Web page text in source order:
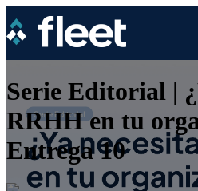
Serie Editorial |
RRHH en tu
Entrega 10